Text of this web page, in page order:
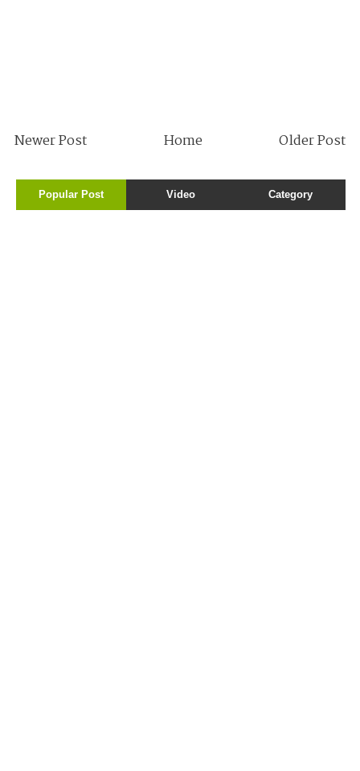
Newer Post Older Post
Home
Popular Post Video Category